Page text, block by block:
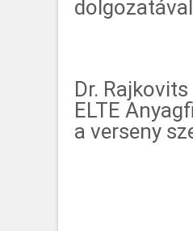
Dr.
ELTE
a verseny